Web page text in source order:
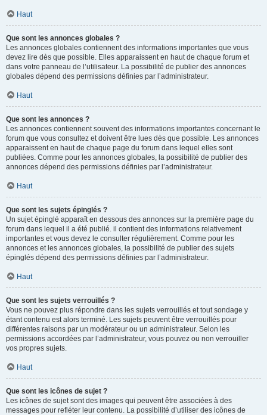
Haut
Que sont les annonces globales ?
Les annonces globales contiennent des informations importantes que vous
devez lire dès que possible. Elles apparaissent en haut de chaque forum et
dans votre panneau de l’utilisateur. La possibilité de publier des annonces
globales dépend des permissions définies par l’administrateur.
Haut
Que sont les annonces ?
Les annonces contiennent souvent des informations importantes concernant le
forum que vous consultez et doivent être lues dès que possible. Les annonces
apparaissent en haut de chaque page du forum dans lequel elles sont
publiées. Comme pour les annonces globales, la possibilité de publier des
annonces dépend des permissions définies par l’administrateur.
Haut
Que sont les sujets épinglés ?
Un sujet épinglé apparaît en dessous des annonces sur la première page du
forum dans lequel il a été publié. il contient des informations relativement
importantes et vous devez le consulter régulièrement. Comme pour les
annonces et les annonces globales, la possibilité de publier des sujets
épinglés dépend des permissions définies par l’administrateur.
Haut
Que sont les sujets verrouillés ?
Vous ne pouvez plus répondre dans les sujets verrouillés et tout sondage y
étant contenu est alors terminé. Les sujets peuvent être verrouillés pour
différentes raisons par un modérateur ou un administrateur. Selon les
permissions accordées par l’administrateur, vous pouvez ou non verrouiller
vos propres sujets.
Haut
Que sont les icônes de sujet ?
Les icônes de sujet sont des images qui peuvent être associées à des
messages pour refléter leur contenu. La possibilité d’utiliser des icônes de